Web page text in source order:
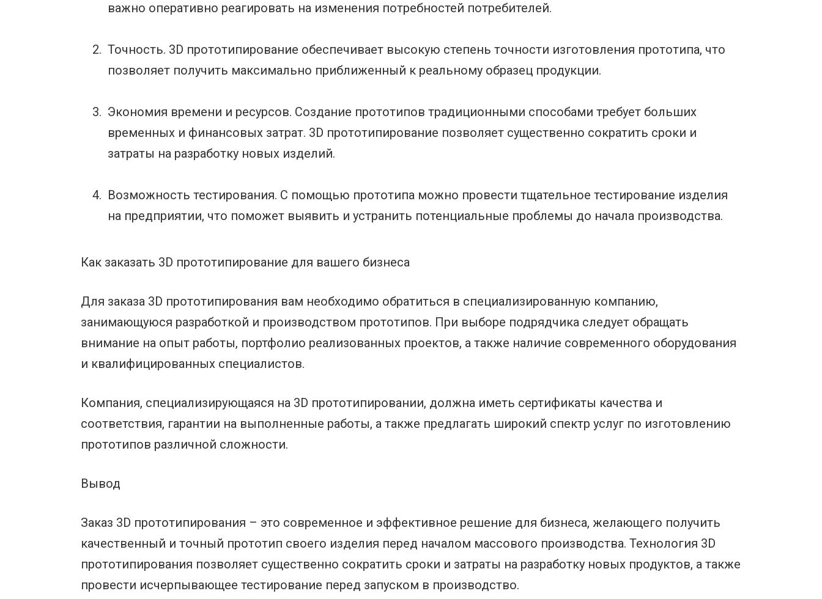
важно оперативно реагировать на изменения потребностей потребителей.
Точность. 3D прототипирование обеспечивает высокую степень точности изготовления прототипа, что
позволяет получить максимально приближенный к реальному образец продукции.
Экономия времени и ресурсов. Создание прототипов традиционными способами требует больших
временных и финансовых затрат. 3D прототипирование позволяет существенно сократить сроки и
затраты на разработку новых изделий.
Возможность тестирования. С помощью прототипа можно провести тщательное тестирование изделия
на предприятии, что поможет выявить и устранить потенциальные проблемы до начала производства.
Как заказать 3D прототипирование для вашего бизнеса
Для заказа 3D прототипирования вам необходимо обратиться в специализированную компанию,
занимающуюся разработкой и производством прототипов. При выборе подрядчика следует обращать
внимание на опыт работы, портфолио реализованных проектов, а также наличие современного оборудования
и квалифицированных специалистов.
Компания, специализирующаяся на 3D прототипировании, должна иметь сертификаты качества и
соответствия, гарантии на выполненные работы, а также предлагать широкий спектр услуг по изготовлению
прототипов различной сложности.
Вывод
Заказ 3D прототипирования – это современное и эффективное решение для бизнеса, желающего получить
качественный и точный прототип своего изделия перед началом массового производства. Технология 3D
прототипирования позволяет существенно сократить сроки и затраты на разработку новых продуктов, а также
провести исчерпывающее тестирование перед запуском в производство.